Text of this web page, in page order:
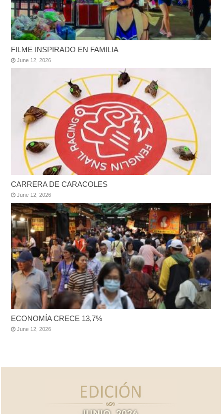
FILME INSPIRADO EN FAMILIA
June 12, 2026
CARRERA DE CARACOLES
June 12, 2026
ECONOMÍA CRECE 13,7%
June 12, 2026